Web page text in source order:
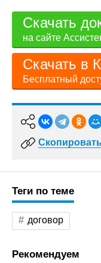
Скачать
на сайте
Скачать в
Бесплатный
Теги по теме
договор
Рекомендуем